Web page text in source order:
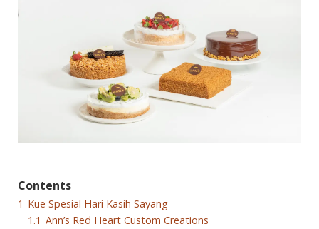
Contents
1 Kue Spesial Hari Kasih Sayang
1.1 Ann’s Red Heart Custom Creations